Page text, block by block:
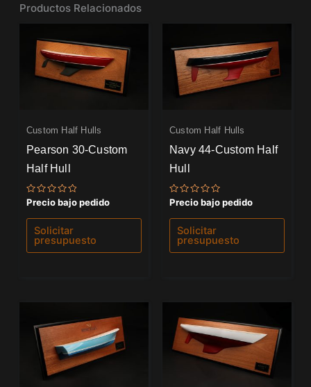
Productos Relacionados
Custom Half Hulls
Pearson 30-Custom
Half Hull
Valorado
0
de
Precio bajo pedido
Solicitar
presupuesto
Custom Half Hulls
Navy 44-Custom Half
Hull
Valorado
0
de
Precio bajo pedido
Solicitar
presupuesto